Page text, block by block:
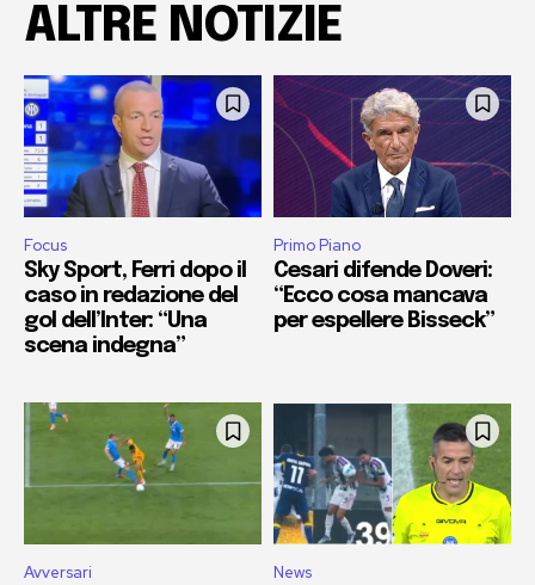
ALTRE NOTIZIE
Focus
Sky Sport, Ferri dopo il
caso in redazione del
gol dell’Inter: “Una
scena indegna”
Primo Piano
Cesari difende Doveri:
“Ecco cosa mancava
per espellere Bisseck”
Avversari News